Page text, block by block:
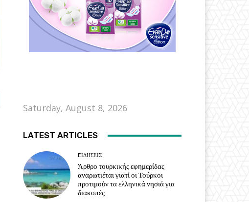
Saturday, August 8, 2026
LATEST ARTICLES
EΙΔΗΣΕΙΣ
Άρθρο τουρκικής εφημερίδας
αναρωτιέται γιατί οι Τούρκοι
προτιμούν τα ελληνικά νησιά για
διακοπές